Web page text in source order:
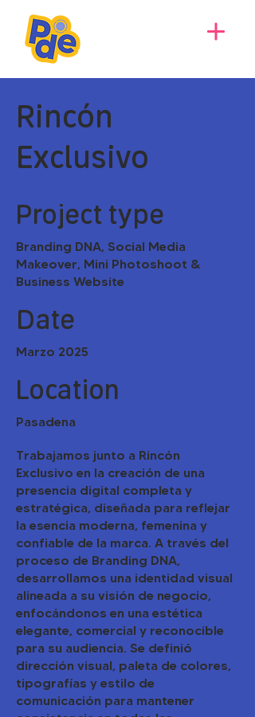
Rincón
Exclusivo
Project type
Branding DNA, Social Media
Makeover, Mini Photoshoot &
Business Website
Date
Marzo 2025
Location
Pasadena
Trabajamos junto a Rincón
Exclusivo en la creación de una
presencia digital completa y
estratégica, diseñada para reflejar
la esencia moderna, femenina y
confiable de la marca. A través del
proceso de Branding DNA,
desarrollamos una identidad visual
alineada a su visión de negocio,
enfocándonos en una estética
elegante, comercial y reconocible
para su audiencia. Se definió
dirección visual, paleta de colores,
tipografías y estilo de
comunicación para mantener